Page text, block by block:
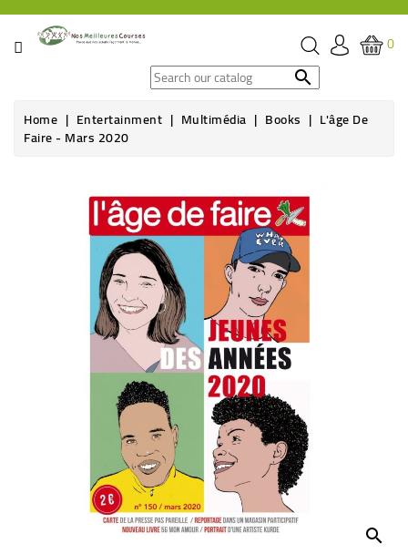
CATEGORY
GROCERY
BEVERAGES
ENTERTAINMENT
0

Home Entertainment Multimédia Books L'âge De
Faire - Mars 2020
search